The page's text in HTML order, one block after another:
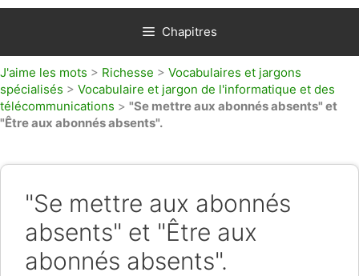
Chapitres
J'aime les mots > Richesse > Vocabulaires et jargons
spécialisés > Vocabulaire et jargon de l'informatique et des
télécommunications > "Se mettre aux abonnés absents" et
"Être aux abonnés absents".
"Se mettre aux abonnés
absents" et "Être aux
abonnés absents".